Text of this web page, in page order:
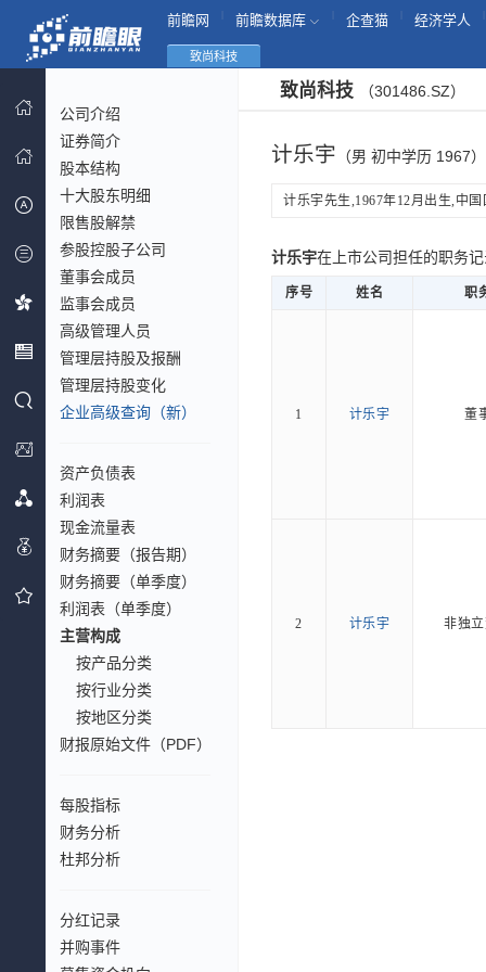
前瞻网 前瞻数据库 企查猫 经济学人
致尚科技
公司介绍
证券简介
股本结构
十大股东明细
限售股解禁
参股控股子公司
董事会成员
监事会成员
高级管理人员
管理层持股及报酬
管理层持股变化
企业高级查询（新）
资产负债表
利润表
现金流量表
财务摘要（报告期）
财务摘要（单季度）
利润表（单季度）
主营构成
按产品分类
按行业分类
按地区分类
财报原始文件（PDF）
每股指标
财务分析
杜邦分析
分红记录
并购事件
致尚科技 （301486.SZ）
计乐宇 （男 初中学历 1967）
计乐宇先生,1967年12月出生,中
计乐宇在上市公司担任的职务
序号 姓名 职
1 计乐宇 董
2 计乐宇 非独